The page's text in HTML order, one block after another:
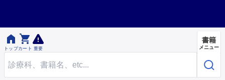

トップ

カート 重要
書籍
メニュー